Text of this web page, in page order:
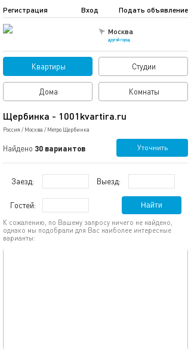
Москва
другой город
Подать объявление
Регистрация Вход
Квартиры Студии
Дома Комнаты
Щербинка - 1001kvartira.ru
Россия / Москва / Метро Щербинка
Найдено 30 вариантов Уточнить
Заезд: Выезд:
Гостей: Найти
К сожалению, по Вашему запросу ничего не найдено,
однако мы подобрали для Вас наиболее интересные
варианты: